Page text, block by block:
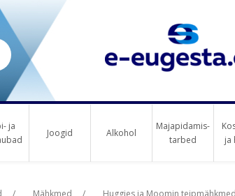
ja
Joogid Alkohol
Majapidamis-
tarbed
ja
/ Mähkmed / Huggies ja Moomin teipmähkmed